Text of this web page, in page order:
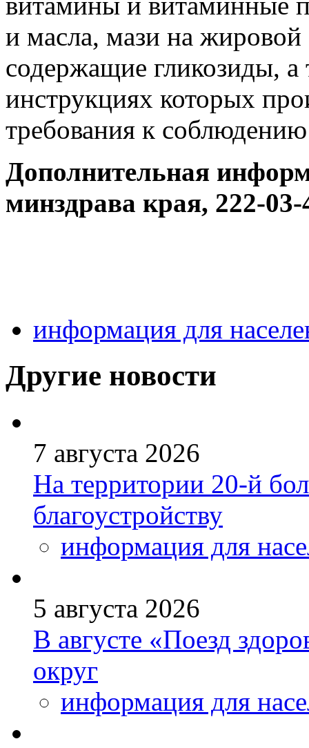
и масла, мази на жировой
содержащие гликозиды, а
инструкциях которых
требования к
Дополнительная
минздрава края, 222-03-
информация для
Другие новости
7 августа 2026
На территории 20-й
благоустройству
информация для
5 августа 2026
В августе «Поезд
округ
информация для